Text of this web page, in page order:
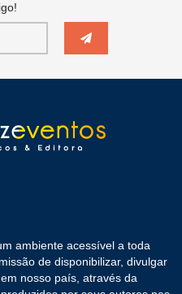
ambiente acessível a toda
de disponibilizar, divulgar
nosso país, através da